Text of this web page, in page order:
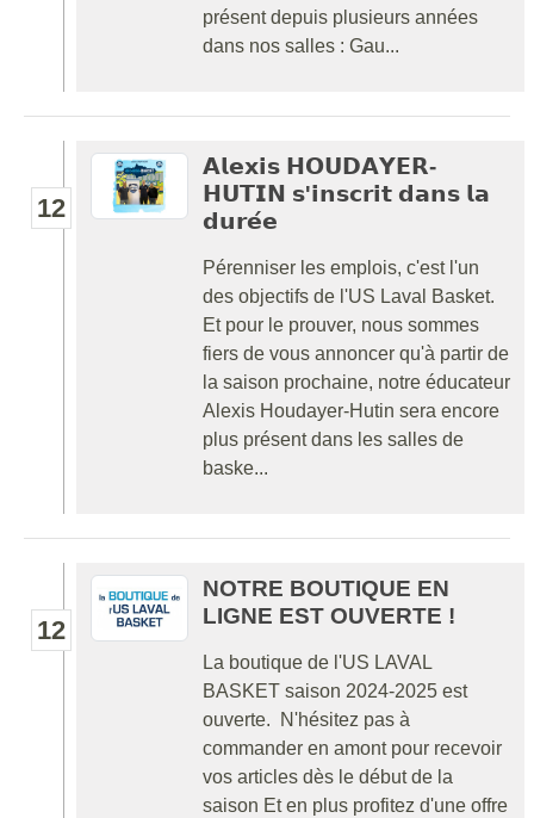
présent depuis plusieurs années
dans nos salles : Gau...
12
𝗔𝗹𝗲𝘅𝗶𝘀 𝗛𝗢𝗨𝗗𝗔𝗬𝗘𝗥-
𝗛𝗨𝗧𝗜𝗡 𝘀'𝗶𝗻𝘀𝗰𝗿𝗶𝘁 𝗱𝗮𝗻𝘀 𝗹𝗮
𝗱𝘂𝗿𝗲́𝗲
Pérenniser les emplois, c'est l'un
des objectifs de l'US Laval Basket.
Et pour le prouver, nous sommes
fiers de vous annoncer qu'à partir de
la saison prochaine, notre éducateur
Alexis Houdayer-Hutin sera encore
plus présent dans les salles de
baske...
12
NOTRE BOUTIQUE EN
LIGNE EST OUVERTE !
La boutique de l'US LAVAL
BASKET saison 2024-2025 est
ouverte. N'hésitez pas à
commander en amont pour recevoir
vos articles dès le début de la
saison Et en plus profitez d'une offre